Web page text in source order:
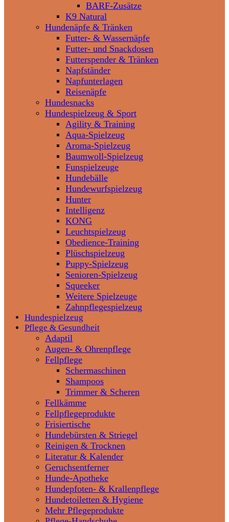
BARF-Zusätze
K9 Natural
Hundenäpfe & Tränken
Futter- & Wassernäpfe
Futter- und Snackdosen
Futterspender & Tränken
Napfständer
Napfunterlagen
Reisenäpfe
Hundesnacks
Hundespielzeug & Sport
Agility & Training
Aqua-Spielzeug
Aroma-Spielzeug
Baumwoll-Spielzeug
Funspielzeuge
Hundebälle
Hundewurfspielzeug
Hunter
Intelligenz
KONG
Leuchtspielzeug
Obedience-Training
Plüschspielzeug
Puppy-Spielzeug
Senioren-Spielzeug
Squeeker
Weitere Spielzeuge
Zahnpflegespielzeug
Hundespielzeug
Pflege & Gesundheit
Adaptil
Augen- & Ohrenpflege
Fellpflege
Schermaschinen
Shampoos
Trimmer & Scheren
Fellkämme
Fellpflegeprodukte
Frisiertische
Hundebürsten & Striegel
Reinigen & Trocknen
Literatur & Kalender
Geruchsentferner
Hunde-Apotheke
Hundepfoten- & Krallenpflege
Hundetoiletten & Hygiene
Mehr Pflegeprodukte